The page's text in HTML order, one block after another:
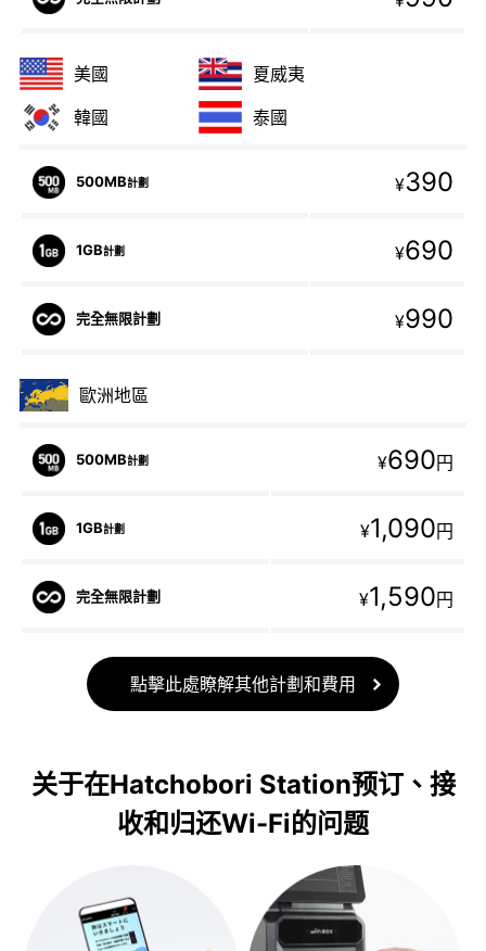
美國
夏威夷
韓國
泰國
500MB計劃 ¥390
1GB計劃 ¥690
完全無限計劃 ¥990
歐洲地區
500MB計劃 ¥690円
1GB計劃 ¥1,090円
完全無限計劃 ¥1,590円
點擊此處瞭解其他計劃和費用
关于在Hatchobori Station预订、接
收和归还Wi-Fi的问题